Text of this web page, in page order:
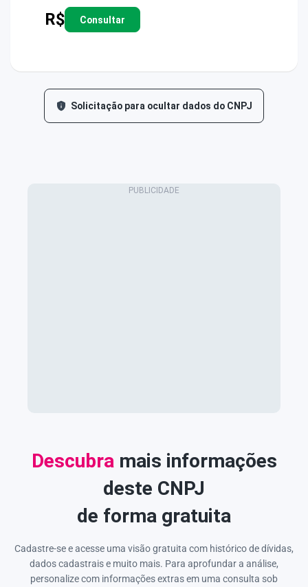
R$ Consultar
Solicitação para ocultar dados do CNPJ
Descubra mais informações
deste CNPJ
de forma gratuita
Cadastre-se e acesse uma visão gratuita com histórico de dívidas,
dados cadastrais e muito mais. Para aprofundar a análise,
personalize com informações extras em uma consulta sob